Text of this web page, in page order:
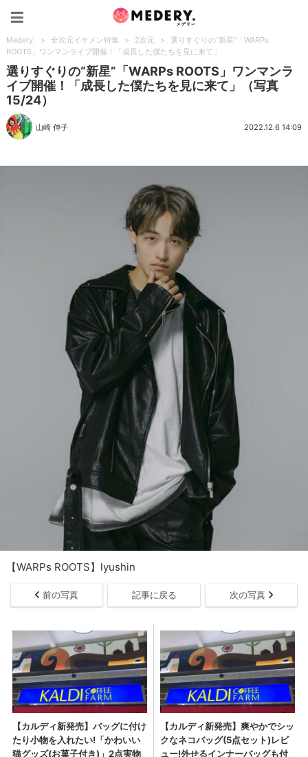
Medery. > 全次元イケメン特集 > 2次元 >
選りすぐりの“新星”「WARPs
ROOTS」ワンマンライブ開催！「成長した僕たちを見に来て」
選りすぐりの“新星”「WARPs ROOTS」ワンマンラ
イブ開催！「成長した僕たちを見に来て」（写真
15/24）
山崎 伸子 2022.12.6 14:09
【WARPs ROOTS】lyushin
前の写真 記事に戻る 次の写真